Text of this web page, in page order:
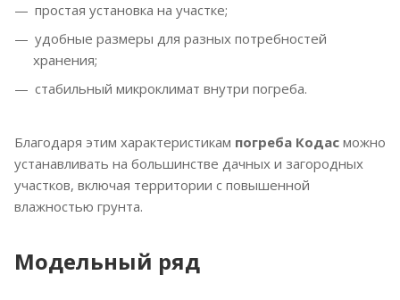
простая установка на участке;
удобные размеры для разных потребностей
хранения;
стабильный микроклимат внутри погреба.
Благодаря этим характеристикам погреба Кодас можно
устанавливать на большинстве дачных и загородных
участков, включая территории с повышенной
влажностью грунта.
Модельный ряд